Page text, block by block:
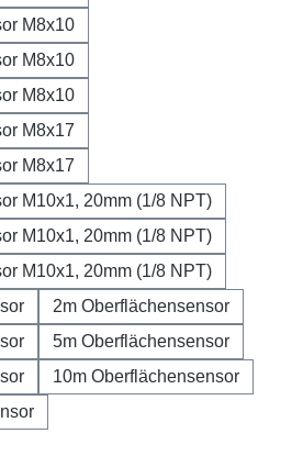
M8x10
M8x10
M8x10
M8x17
M8x17
M10x1, 20mm (1/8 NPT)
M10x1, 20mm (1/8 NPT)
M10x1, 20mm (1/8 NPT)
2m Oberflächensensor
5m Oberflächensensor
10m Oberflächensensor